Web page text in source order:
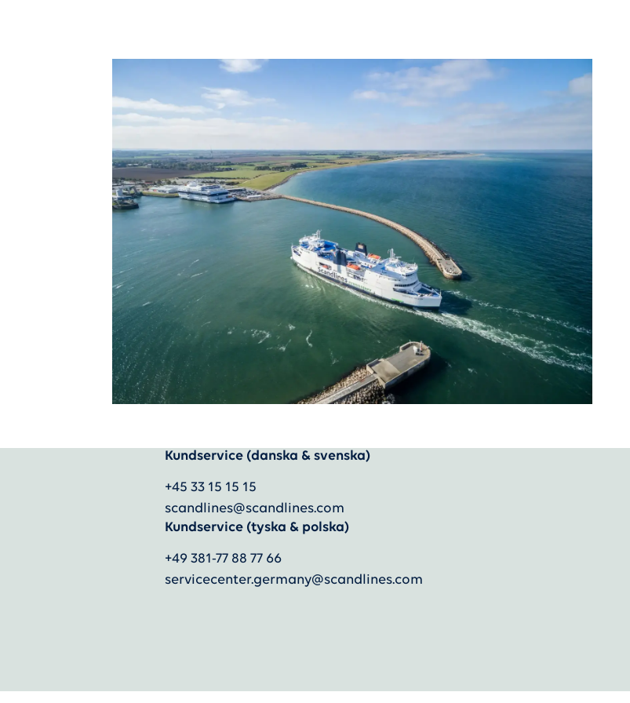
Kundservice (danska & svenska)
+45 33 15 15 15
scandlines@scandlines.com
Kundservice (tyska & polska)
+49 381-77 88 77 66
servicecenter.germany@scandlines.com